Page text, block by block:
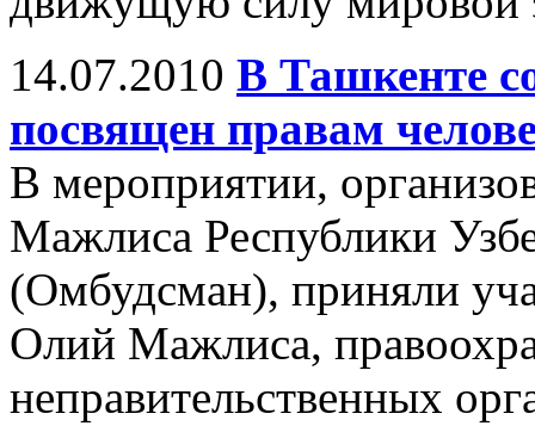
14.07.2010 В Ташкенте
посвящен правам
В мероприятии,
Мажлиса Республики
(Омбудсман), приняли
Олий Мажлиса,
неправительственных